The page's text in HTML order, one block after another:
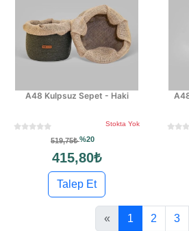
A48 Kulpsuz Sepet - Haki
Stokta Yok
519,75₺%20
415,80₺
Talep Et
« 1 2 3